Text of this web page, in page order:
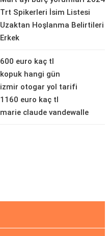
Trt Spikerleri İsim Listesi
Uzaktan Hoşlanma Belirtileri
Erkek
600 euro kaç tl
kopuk hangi gün
izmir otogar yol tarifi
1160 euro kaç tl
marie claude vandewalle